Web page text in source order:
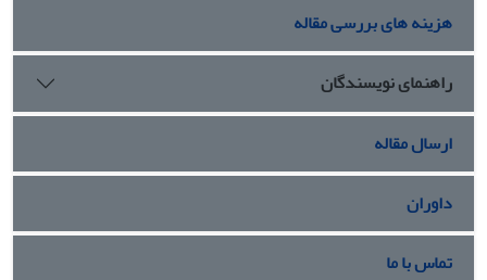
هزینه های بررسی مقاله
راهنمای نویسندگان
ارسال مقاله
داوران
تماس با ما